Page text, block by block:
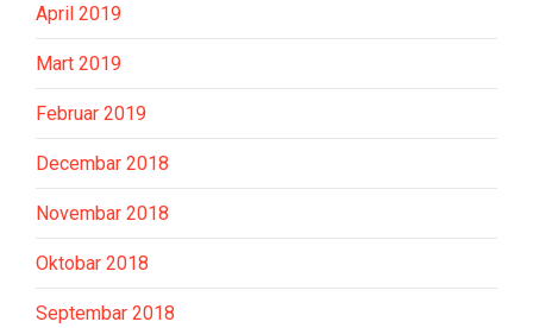
April 2019
Mart 2019
Februar 2019
Decembar 2018
Novembar 2018
Oktobar 2018
Septembar 2018